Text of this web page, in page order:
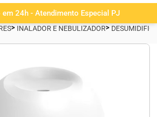
em 24h - Atendimento Especial PJ
INALADOR E NEBULIZADOR